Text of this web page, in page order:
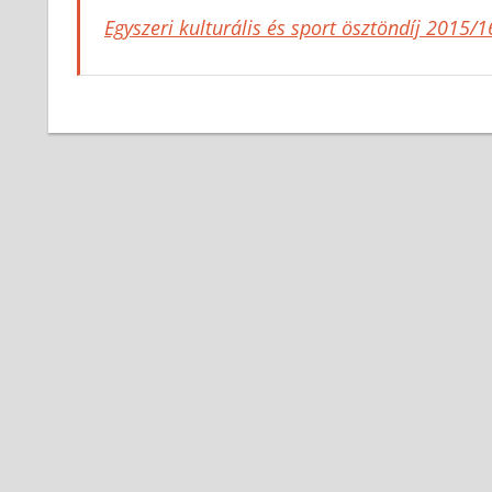
Egyszeri kulturális és sport ösztöndíj 2015/